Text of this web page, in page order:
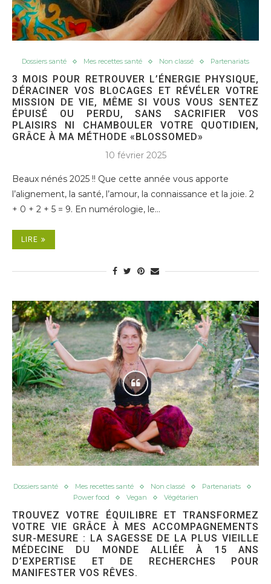
Dossiers santé Mes recettes santé Non classé Partenariats
3 MOIS POUR RETROUVER L’ÉNERGIE PHYSIQUE,
DÉRACINER VOS BLOCAGES ET RÉVÉLER VOTRE
MISSION DE VIE, MÊME SI VOUS VOUS SENTEZ
ÉPUISÉ OU PERDU, SANS SACRIFIER VOS
PLAISIRS NI CHAMBOULER VOTRE QUOTIDIEN,
GRÂCE À MA MÉTHODE «BLOSSOMED»
10 février 2025
Beaux nénés 2025 !! Que cette année vous apporte
l’alignement, la santé, l’amour, la connaissance et la joie. 2
+ 0 + 2 + 5 = 9. En numérologie, le…
LIRE
Dossiers santé Mes recettes santé Non classé
Partenariats
Power food
Vegan Végétarien
TROUVEZ VOTRE ÉQUILIBRE ET TRANSFORMEZ
VOTRE VIE GRÂCE À MES ACCOMPAGNEMENTS
SUR-MESURE : LA SAGESSE DE LA PLUS VIEILLE
MÉDECINE DU MONDE ALLIÉE À 15 ANS
D’EXPERTISE ET DE RECHERCHES POUR
MANIFESTER VOS RÊVES.